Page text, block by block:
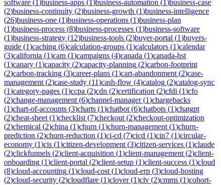
software (1)business-apps (1)business-automation (1)business-case
(2)business-continuity (2)business-growth (1)business-intelligence
(26)business-one (1)business-operations (1)business-plan
(1)business-process (8)business-processes (1)business-software
(1)business-strategy (12)business-tools (2)buyer-portal (1)buyers-
guide (1)caching (6)calculation-groups (1)calculators (1)calendar
(3)california (1)cam (1)campaigns (4)canada (1)canada-hst
(1)canary (1)capacity (2)capacity-planning (2)carbon-footprint
(2)carbon-tracking (3)career-plans (1)cart-abandonment (2)case-
management (2)case-study (11)cash-flow (4)catalog (2)catalog-sync
(1)category-pages (1)ccpa (2)cdn (2)certification (2)cfdi (1)cfo
(2)change-management (6)channel-manager(1)chargebacks
(1)chart-of-accounts (3)charts (1)chatbot (6)chatbots (1)chatgpt
(2)cheat-sheet (1)checklist (7)checkout (2)checkout-optimization
(2)chemical (2)china (1)churn (1)churn-management (1)churn-
prediction (2)churn-reduction (1)ci-cd (7)cicd (1)cin7 (1)circular-
economy (1)cis (1)citizen-development (3)citizen-services (1)claude
(2)clickfunnels (2)client-acquisition (1)client-management (2)client-
onboarding (1)client-portal (2)client-setup (1)client-success (1)cloud
(8)cloud-accounting (1)cloud-cost (1)cloud-erp (3)cloud-hosting
(2)cloud-security (2)cloudflare (1)clover(1)clv (2)cmms (1)cohort-